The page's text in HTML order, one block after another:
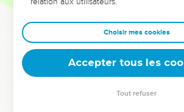
furent stupéfaits de ce que le don du
déversé même sur les non-Juifs.
En effet, ils les entendaient parler en
la grandeur de Dieu. Alors Pierre dit :
« Peut-on refuser l'eau du baptême à
Choisir mes cookies
Accepter tous les
Tout refuser